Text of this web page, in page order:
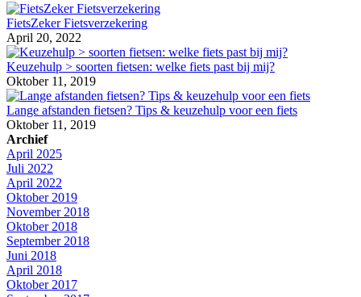
FietsZeker Fietsverzekering
April 20, 2022
Keuzehulp > soorten fietsen: welke fiets past bij mij?
Oktober 11, 2019
Lange afstanden fietsen? Tips & keuzehulp voor een fiets
Oktober 11, 2019
Archief
April 2025
Juli 2022
April 2022
Oktober 2019
November 2018
Oktober 2018
September 2018
Juni 2018
April 2018
Oktober 2017